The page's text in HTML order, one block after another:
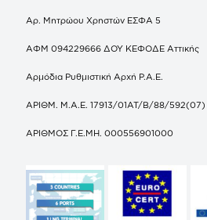
Αρ. Μητρώου Χρηστών ΕΣΦΑ 5
ΑΦΜ 094229666 ΔΟΥ ΚΕΦΟΔΕ Αττικής
Αρμόδια Ρυθμιστική Αρχή Ρ.Α.Ε.
ΑΡΙΘΜ. Μ.Α.Ε. 17913/01ΑΤ/Β/88/592(07)
ΑΡΙΘΜΟΣ Γ.Ε.ΜΗ. 000556901000